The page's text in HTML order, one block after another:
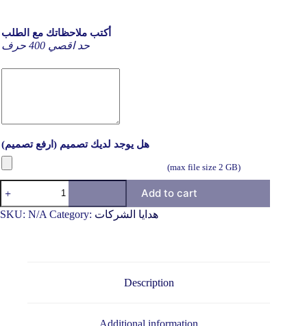
أكتب ملاحظاتك مع الطلب
حد اقصي 400 حرف
هل يوجد لديك تصميم (ارفع تصميم)
(max file size 2 GB)
Add to cart
SKU: N/A Category: هدايا الشركات
Description